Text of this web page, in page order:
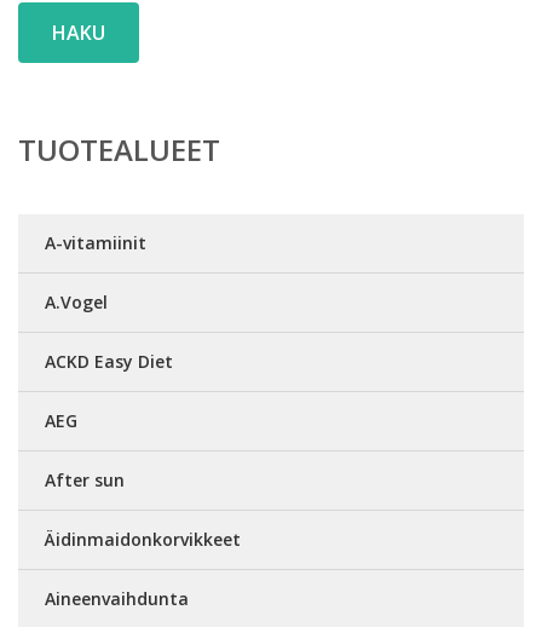
HAKU
TUOTEALUEET
A-vitamiinit
A.Vogel
ACKD Easy Diet
AEG
After sun
Äidinmaidonkorvikkeet
Aineenvaihdunta